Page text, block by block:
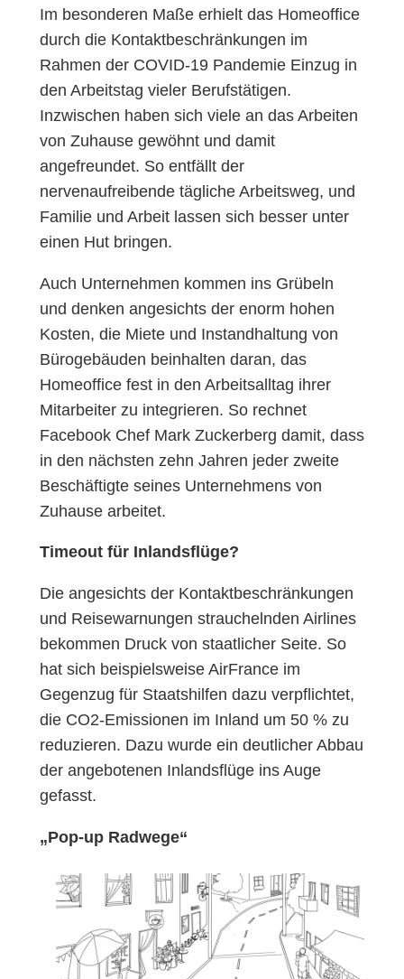
Im besonderen Maße erhielt das Homeoffice
durch die Kontaktbeschränkungen im
Rahmen der COVID-19 Pandemie Einzug in
den Arbeitstag vieler Berufstätigen.
Inzwischen haben sich viele an das Arbeiten
von Zuhause gewöhnt und damit
angefreundet. So entfällt der
nervenaufreibende tägliche Arbeitsweg, und
Familie und Arbeit lassen sich besser unter
einen Hut bringen.
Auch Unternehmen kommen ins Grübeln
und denken angesichts der enorm hohen
Kosten, die Miete und Instandhaltung von
Bürogebäuden beinhalten daran, das
Homeoffice fest in den Arbeitsalltag ihrer
Mitarbeiter zu integrieren. So rechnet
Facebook Chef Mark Zuckerberg damit, dass
in den nächsten zehn Jahren jeder zweite
Beschäftigte seines Unternehmens von
Zuhause arbeitet.
Timeout für Inlandsflüge?
Die angesichts der Kontaktbeschränkungen
und Reisewarnungen strauchelnden Airlines
bekommen Druck von staatlicher Seite. So
hat sich beispielsweise AirFrance im
Gegenzug für Staatshilfen dazu verpflichtet,
die CO2-Emissionen im Inland um 50 % zu
reduzieren. Dazu wurde ein deutlicher Abbau
der angebotenen Inlandsflüge ins Auge
gefasst.
„Pop-up Radwege“